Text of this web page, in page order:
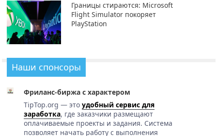
Границы стираются: Microsoft
Flight Simulator покоряет
PlayStation
Наши спонсоры
Фриланс-биржа с характером
TipTop.org — это удобный сервис для
заработка, где заказчики размещают
оплачиваемые проекты и задания. Система
позволяет начать работу с выполнения